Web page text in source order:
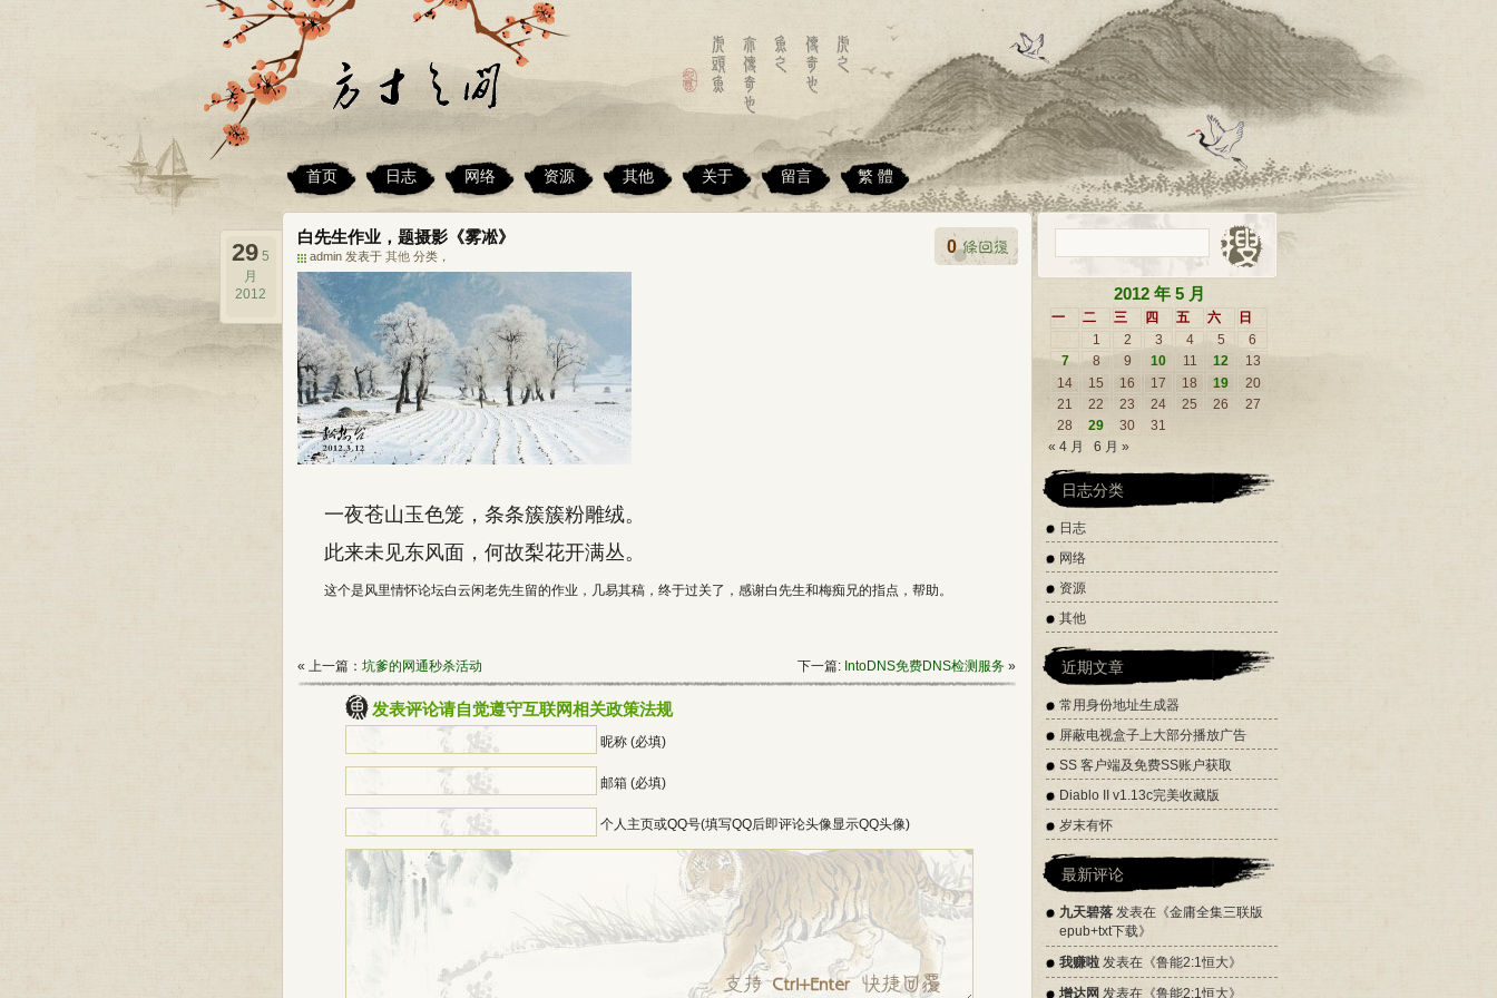
首页 日志 网络 资源 其他 关于 留言 繁 體
白先生作业，题摄影《雾凇》
admin 发表于 其他 分类，
29 5
月
2012
0
一夜苍山玉色笼，条条簇簇粉雕绒。
此来未见东风面，何故梨花开满丛。
这个是风里情怀论坛白云闲老先生留的作业，几易其稿，终于过关了，感谢白先生和梅痴兄的指点，帮助。
« 上一篇： 坑爹的网通秒杀活动 下一篇: IntoDNS免费DNS检测服务 »
发表评论请自觉遵守互联网相关政策法规
昵称 (必填)
邮箱 (必填)
个人主页或QQ号(填写QQ后即评论头像显示QQ头像)
2012 年 5 月
一 二 三 四 五 六
日
1
2 3 4 5
6
7
8 9 10 11 12
13
14
15 16 17 18 19
20
21
22 23 24 25 26
27
28
29 30
31
« 4 月
6 月 »
日志分类
日志
网络
资源
其他
近期文章
常用身份地址生成器
屏蔽电视盒子上大部分播放广告
SS 客户端及免费SS账户获取
Diablo II v1.13c完美收藏版
岁末有怀
最新评论
九天碧落 发表在《金庸全集三联版
epub+txt下载》
我赚啦 发表在《鲁能2:1恒大》
增达网 发表在《鲁能2:1恒大》